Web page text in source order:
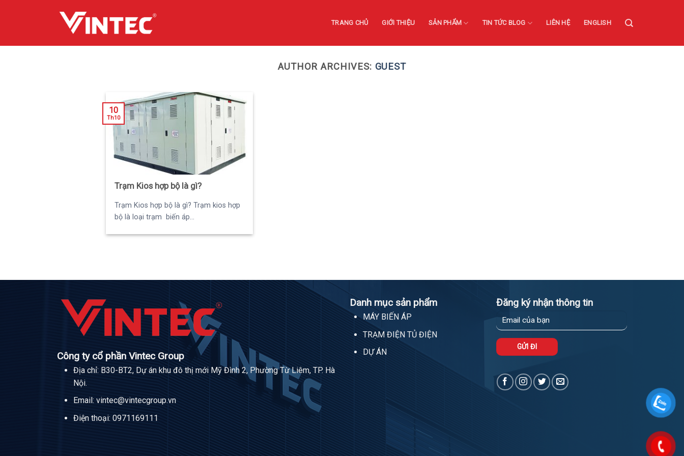
TRANG CHỦ GIỚI THIỆU SẢN PHẨM TIN TỨC BLOG LIÊN HỆ ENGLISH
AUTHOR ARCHIVES: GUEST
Trạm Kios hợp bộ là gì?
Trạm Kios hợp bộ là gì? Trạm kios hợp
bộ là loại trạm biến áp...
10
Th10
Công ty cổ phần Vintec Group
Địa chỉ: B30-BT2, Dự án khu đô thị mới Mỹ Đình 2, Phường Từ Liêm, TP. Hà
Nội.
Email: vintec@vintecgroup.vn
Điện thoại: 0971169111
Danh mục sản phẩm
MÁY BIẾN ÁP
TRẠM ĐIỆN TỦ ĐIỆN
DỰ ÁN
Đăng ký nhận thông tin